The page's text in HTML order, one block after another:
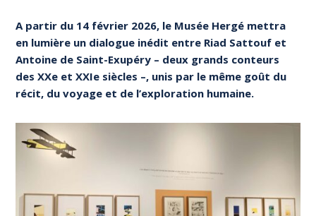
A partir du 14 février 2026, le Musée Hergé mettra
en lumière un dialogue inédit entre Riad Sattouf et
Antoine de Saint-Exupéry – deux grands conteurs
des XXe et XXIe siècles –, unis par le même goût du
récit, du voyage et de l’exploration humaine.